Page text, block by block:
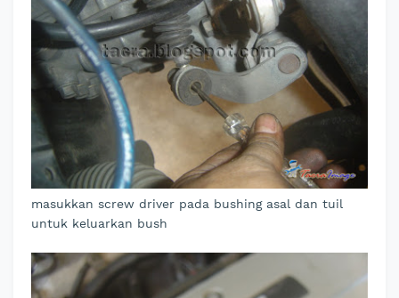
masukkan screw driver pada bushing asal dan tuil
untuk keluarkan bush